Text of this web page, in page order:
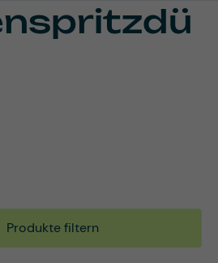
Produkte filtern